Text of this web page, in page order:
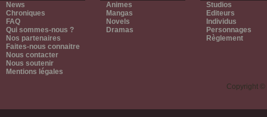
News
Chroniques
FAQ
Qui sommes-nous ?
Nos partenaires
Faites-nous connaitre
Nous contacter
Nous soutenir
Mentions légales
Animes
Mangas
Novels
Dramas
Studios
Editeurs
Individus
Personnages
Règlement
Copyright ©